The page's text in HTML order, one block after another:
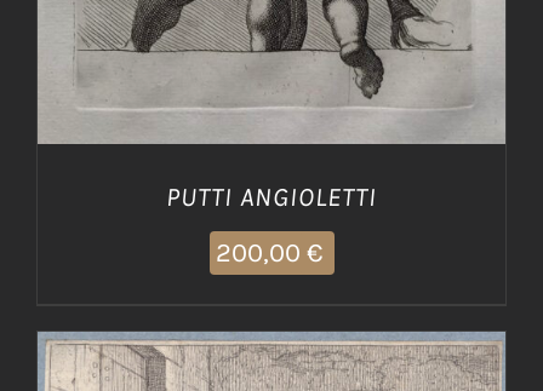
PUTTI ANGIOLETTI
200,00 €